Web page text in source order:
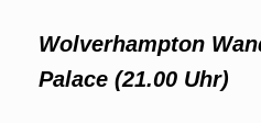
Wolverhampton
Palace (21.00 Uhr)